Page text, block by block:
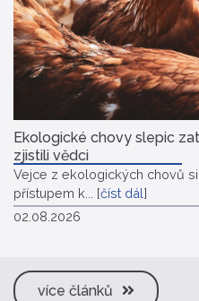
Ekologické chovy slepic
zjistili vědci
Vejce z ekologických chovů
přístupem k... [číst dál]
02.08.2026
více článků